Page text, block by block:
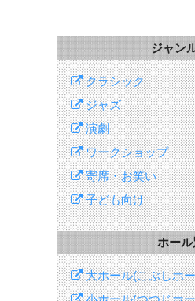
ジャン
クラシック
ジャズ
演劇
ワークショップ
寄席・お笑い
子ども向け
ホー
大ホール(こぶしホ